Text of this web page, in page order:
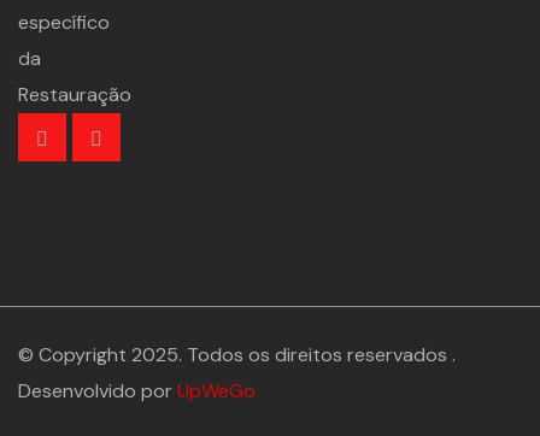
específico
da
Restauração
© Copyright 2025. Todos os direitos reservados .
Desenvolvido porUpWeGo